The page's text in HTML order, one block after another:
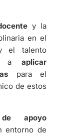
y la
en el
el talento
a aplicar
para el
de estos
de apoyo
entorno de